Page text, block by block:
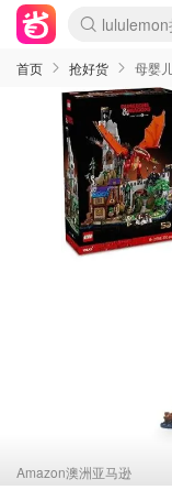
Sasa美妆
SSENSE
Cettire降
WWS
viagogo二
Myer超级
The
David
Flannels
Perfumes
AMIRO面
Amazon折
eToro入
Amazon数
ICONIC本
Moose
丝芙兰5
EUFY摄像
Trip机票酒
YSL送5件
Amazon家
Amazon美
雅漾大喷
过敏原检
伊索独家
科颜氏高
SEALIFE
丝塔芙大
订阅
Cult
Harrods
LN-CC奢
d'Alba空
EVE LOM
Adore
CT圣诞
Luxury
MOON
Roborock
Tingo Life
Valentino
CR洗护套
修丽可4件
Myer彩妆
GANNI官
Stylevana
Tessabit
OGX洗发
Amazon
卡诗8.5折
Philips
首页 抢好货 母婴
Amazon澳洲亚马逊